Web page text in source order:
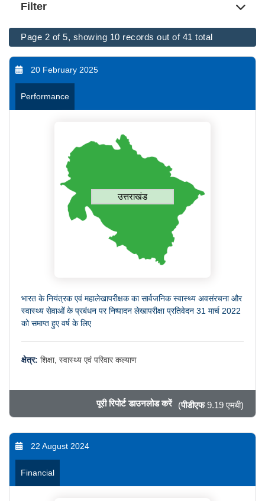
Filter
Page 2 of 5, showing 10 records out of 41 total
20 February 2025
Performance
उत्तराखंड
भारत के नियंत्रक एवं महालेखापरीक्षक का सार्वजनिक स्वास्थ्य अवसंरचना और
स्वास्थ्य सेवाओं के प्रबंधन पर निष्पादन लेखापरीक्षा प्रतिवेदन 31 मार्च 2022
को समाप्त हुए वर्ष के लिए
क्षेत्र: शिक्षा, स्वास्थ्य एवं परिवार कल्याण
पूरी रिपोर्ट डाउनलोड करें (पीडीएफ9.19 एमबी)
22 August 2024
Financial